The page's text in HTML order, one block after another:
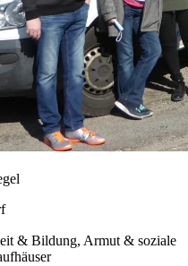
& Bildung, Armut & soziale